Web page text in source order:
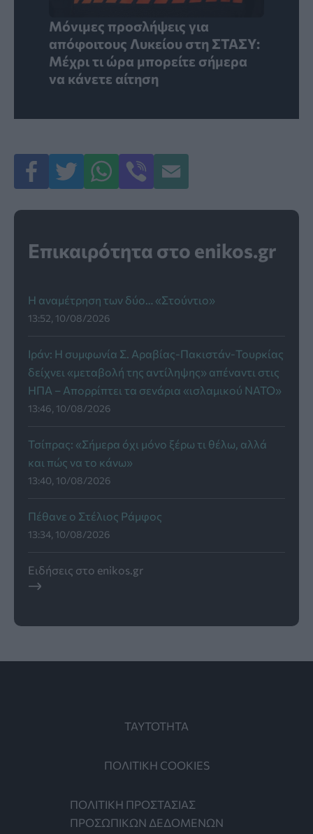
Μόνιμες προσλήψεις για
απόφοιτους Λυκείου στη ΣΤΑΣΥ:
Μέχρι τι ώρα μπορείτε σήμερα
να κάνετε αίτηση
Επικαιρότητα στο enikos.gr
Η αναμέτρηση των δύο… «Στούντιο»
13:52, 10/08/2026
Ιράν: Η συμφωνία Σ. Αραβίας-Πακιστάν-Τουρκίας
δείχνει «μεταβολή της αντίληψης» απέναντι στις
ΗΠΑ – Απορρίπτει τα σενάρια «ισλαμικού ΝΑΤΟ»
13:46, 10/08/2026
Τσίπρας: «Σήμερα όχι μόνο ξέρω τι θέλω, αλλά
και πώς να το κάνω»
13:40, 10/08/2026
Πέθανε ο Στέλιος Ράμφος
13:34, 10/08/2026
Ειδήσεις στο enikos.gr
ΤΑΥΤΟΤΗΤΑ
ΠΟΛΙΤΙΚΗ COOKIES
ΠΟΛΙΤΙΚΗ ΠΡΟΣΤΑΣΙΑΣ
ΠΡΟΣΩΠΙΚΩΝ ΔΕΔΟΜΕΝΩΝ